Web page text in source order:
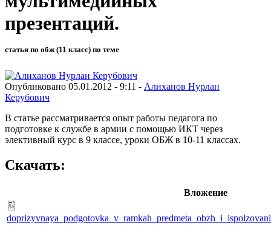
презентаций.
статья по обж (11 класс) по теме
Опубликовано 05.01.2012 - 9:11 - Алиханов Нурлан
Керубович
В статье рассматривается опыт работы педагога по
подготовке к службе в армии с помощью ИКТ через
элективный курс в 9 классе, уроки ОБЖ в 10-11 классах.
Скачать:
Вложение